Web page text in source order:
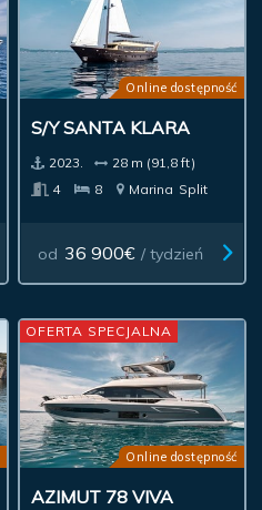
Online dostępność
S/Y SANTA KLARA
2023.
28 m (91,8 ft)
4
8 Marina Split
od 36 900€ / tydzień
Online dostępność
AZIMUT 78 VIVA
OFERTA SPECJALNA